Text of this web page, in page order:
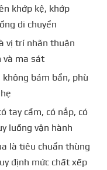
khớp kệ, khớp
di chuyển
vị trí nhãn thuận
và ma sát
bám bẩn, phù
tay cầm, có nắp, có
luồng vận hành
là tiêu chuẩn thùng
định mức chất xếp